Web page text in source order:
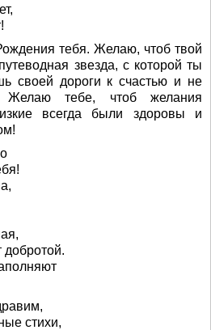
тебя. Желаю, чтоб твой
звезда, с которой ты
своей дороги к счастью и не
Желаю тебе, чтоб желания
всегда были здоровы и
добротой.
стихи,